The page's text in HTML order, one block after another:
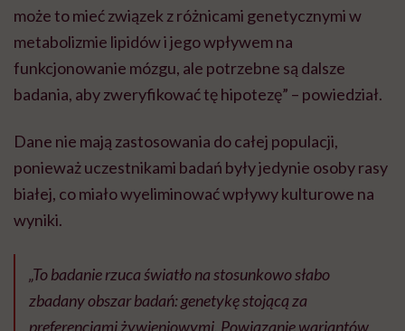
może to mieć związek z różnicami genetycznymi w
metabolizmie lipidów i jego wpływem na
funkcjonowanie mózgu, ale potrzebne są dalsze
badania, aby zweryfikować tę hipotezę” – powiedział.
Dane nie mają zastosowania do całej populacji,
ponieważ uczestnikami badań były jedynie osoby rasy
białej, co miało wyeliminować wpływy kulturowe na
wyniki.
„To badanie rzuca światło na stosunkowo słabo
zbadany obszar badań: genetykę stojącą za
preferencjami żywieniowymi. Powiązanie wariantów